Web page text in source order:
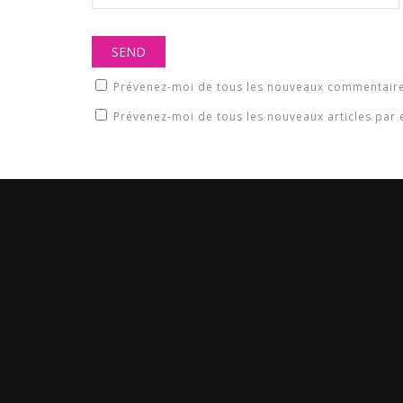
Prévenez-moi de tous les nouveaux
Prévenez-moi de tous les nouveaux articles par